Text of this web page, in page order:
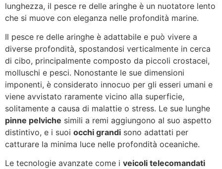
lunghezza, il pesce re delle aringhe è un nuotatore lento
che si muove con eleganza nelle profondità marine.
Il pesce re delle aringhe è adattabile e può vivere a
diverse profondità, spostandosi verticalmente in cerca
di cibo, principalmente composto da piccoli crostacei,
molluschi e pesci. Nonostante le sue dimensioni
imponenti, è considerato innocuo per gli esseri umani e
viene avvistato raramente vicino alla superficie,
solitamente a causa di malattie o stress. Le sue lunghe
pinne pelviche simili a remi aggiungono al suo aspetto
distintivo, e i suoi occhi grandi sono adattati per
catturare la minima luce nelle profondità oceaniche.
Le tecnologie avanzate come i veicoli telecomandati